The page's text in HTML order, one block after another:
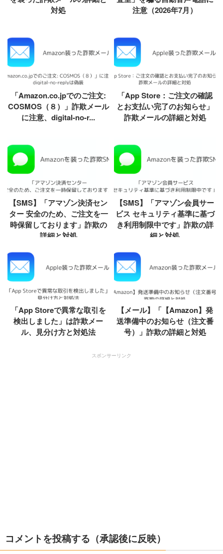
対処
注意（2026年7月）
「Amazon.co.jpでのご注文:
COSMOS（８）」詐欺メール
に注意、digital-no-r...
「App Store：ご注文の確認
とお支払い完了のお知らせ」
詐欺メールの詳細と対処
【SMS】「アマゾン決済セン
ター 安全のため、ご注文を一
時保留しております」詐欺の
詳細と対処
【SMS】「アマゾン会員サー
ビス セキュリティ基準に基づ
き利用制限中です」詐欺の詳
細と対処
「App Storeで異常な取引を
検出しました」は詐欺メー
ル、見分け方と対処法
【メール】「【Amazon】発
送準備中のお知らせ（注文番
号）」詐欺の詳細と対処
スポンサーリンク
コメントを投稿する（承認後に反映）